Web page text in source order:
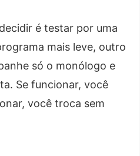
é testar por uma
mais leve, outro
só o monólogo e
Se funcionar, você
você troca sem